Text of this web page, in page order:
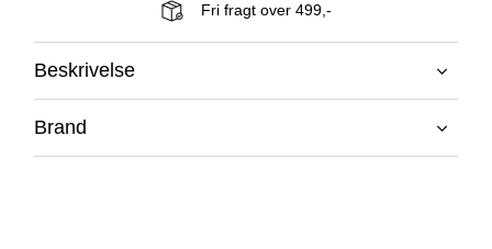
Fri fragt over 499,-
Beskrivelse
Brand